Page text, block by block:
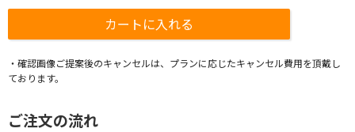
・確認画像ご提案後のキャンセルは、プランに応じたキャンセル費用を頂戴し
ております。
ご注文の流れ